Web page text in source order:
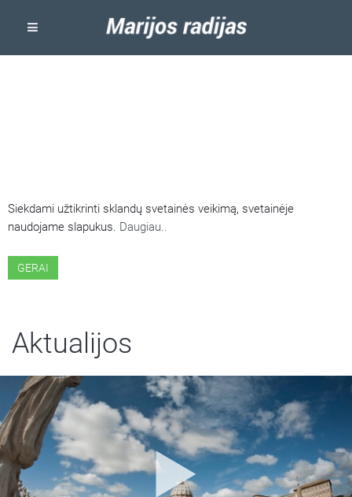
Siekdami užtikrinti sklandų svetainės veikimą, svetainėje
naudojame slapukus. Daugiau..
GERAI
Aktualijos